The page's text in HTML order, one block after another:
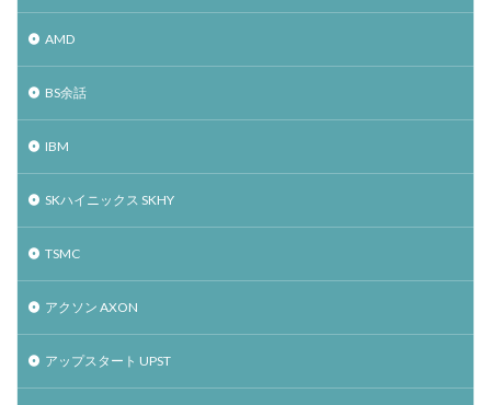
AMD
BS余話
IBM
SKハイニックス SKHY
TSMC
アクソン AXON
アップスタート UPST